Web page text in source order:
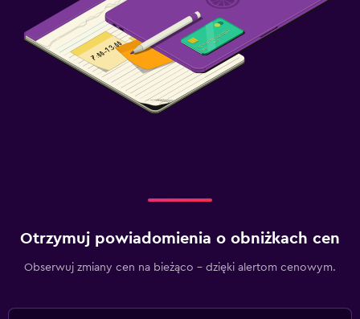
Otrzymuj powiadomienia o obniżkach cen
Obserwuj zmiany cen na bieżąco – dzięki alertom cenowym.